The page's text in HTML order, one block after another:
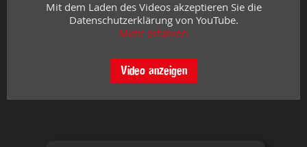
Mit dem Laden des Videos akzeptieren Sie die
Datenschutzerklärung von YouTube.
Mehr erfahren
Video anzeigen